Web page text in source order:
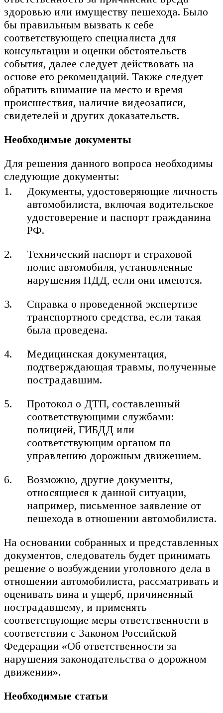
здоровью или имуществу пешехода. Было
бы правильным вызвать к себе
соответствующего специалиста для
консультации и оценки обстоятельств
события, далее следует действовать на
основе его рекомендаций. Также следует
обратить внимание на место и время
происшествия, наличие видеозаписи,
свидетелей и других доказательств.
Необходимые документы
Для решения данного вопроса необходимы
следующие документы:
Документы, удостоверяющие личность
автомобилиста, включая водительское
удостоверение и паспорт гражданина
РФ.
Технический паспорт и страховой
полис автомобиля, установленные
нарушения ПДД, если они имеются.
Справка о проведенной экспертизе
транспортного средства, если такая
была проведена.
Медицинская документация,
подтверждающая травмы, полученные
пострадавшим.
Протокол о ДТП, составленный
соответствующими службами:
полицией, ГИБДД или
соответствующим органом по
управлению дорожным движением.
Возможно, другие документы,
относящиеся к данной ситуации,
например, письменное заявление от
пешехода в отношении автомобилиста.
На основании собранных и представленных
документов, следователь будет принимать
решение о возбуждении уголовного дела в
отношении автомобилиста, рассматривать и
оценивать вина и ущерб, причиненный
пострадавшему, и применять
соответствующие меры ответственности в
соответствии с Законом Российской
Федерации «Об ответственности за
нарушения законодательства о дорожном
движении».
Необходимые статьи